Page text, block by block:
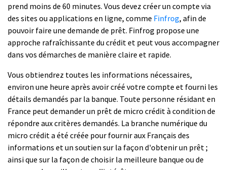
prend moins de 60 minutes. Vous devez créer un compte via
des sites ou applications en ligne, comme Finfrog, afin de
pouvoir faire une demande de prêt. Finfrog propose une
approche rafraîchissante du crédit et peut vous accompagner
dans vos démarches de manière claire et rapide.
Vous obtiendrez toutes les informations nécessaires,
environ une heure après avoir créé votre compte et fourni les
détails demandés par la banque. Toute personne résidant en
France peut demander un prêt de micro crédit à condition de
répondre aux critères demandés. La branche numérique du
micro crédit a été créée pour fournir aux Français des
informations et un soutien sur la façon d'obtenir un prêt ;
ainsi que sur la façon de choisir la meilleure banque ou de